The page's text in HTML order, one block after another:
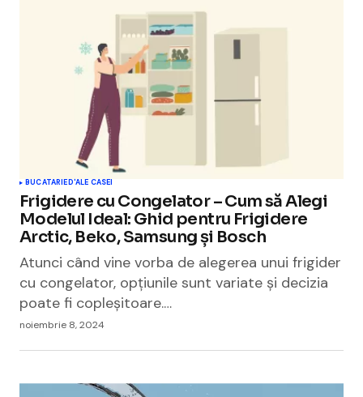
BUCATARIED'ALE CASEI
Frigidere cu Congelator – Cum să Alegi
Modelul Ideal: Ghid pentru Frigidere
Arctic, Beko, Samsung și Bosch
Atunci când vine vorba de alegerea unui frigider
cu congelator, opțiunile sunt variate și decizia
poate fi copleșitoare.…
noiembrie 8, 2024